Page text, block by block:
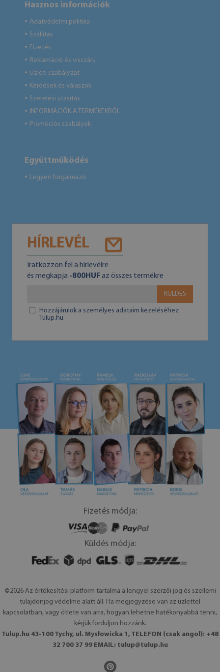
Hasznos információk
● Adatvédelmi politika
● Szállítás
● Fizetés
● Reklamáció és visszáru
● Üzleti szabályzat
● Kérdések és válaszok
● Szerelési utasítás
● INFORMÁCIÓK A TERMÉKEKRŐL
● Promóciós szabályok
Együttműködés
● Legyen forgalmazó
HÍRLEVÉL
Iratkozzon fel a hírlevélre
és megkapja -800HUFaz összes termékre
KÜLDÉS
Hozzájárulok a személyes adataim kezeléséhez
Tulup.hu
Fizetés módja:
Küldés módja:
©2026 Az értékesítési platform tartalma a lengyel szerzői jog és szellemi
tulajdonjog védelme alatt áll. Ha megjegyzése van az üzlettel
kapcsolatban, vagy ötlete van arra, hogyan lehetne hatékonyabbá tenni,
kérjük forduljon hozzánk.
Tulup.hu 43-100 Tychy, ul. Mysłowicka 1, TELEFON (csak angol): +48
32 700 37 99 EMAIL: tulup@tulup.hu